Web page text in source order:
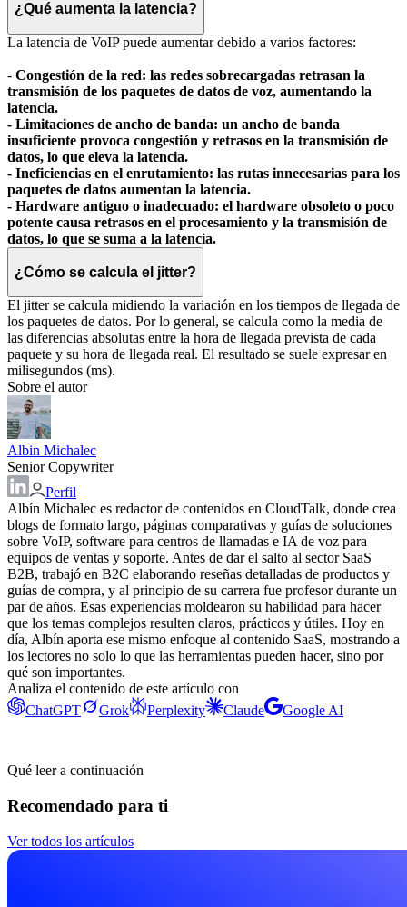
¿Qué aumenta la latencia?
La latencia de VoIP puede aumentar debido a varios factores:
- Congestión de la red: las redes sobrecargadas retrasan la
transmisión de los paquetes de datos de voz, aumentando la
latencia.
- Limitaciones de ancho de banda: un ancho de banda
insuficiente provoca congestión y retrasos en la transmisión de
datos, lo que eleva la latencia.
- Ineficiencias en el enrutamiento: las rutas innecesarias para los
paquetes de datos aumentan la latencia.
- Hardware antiguo o inadecuado: el hardware obsoleto o poco
potente causa retrasos en el procesamiento y la transmisión de
datos, lo que se suma a la latencia.
¿Cómo se calcula el jitter?
El jitter se calcula midiendo la variación en los tiempos de llegada de
los paquetes de datos. Por lo general, se calcula como la media de
las diferencias absolutas entre la hora de llegada prevista de cada
paquete y su hora de llegada real. El resultado se suele expresar en
milisegundos (ms).
Sobre el autor
Albin Michalec
Senior Copywriter
Perfil
Albín Michalec es redactor de contenidos en CloudTalk, donde crea
blogs de formato largo, páginas comparativas y guías de soluciones
sobre VoIP, software para centros de llamadas e IA de voz para
equipos de ventas y soporte. Antes de dar el salto al sector SaaS
B2B, trabajó en B2C elaborando reseñas detalladas de productos y
guías de compra, y al principio de su carrera fue profesor durante un
par de años. Esas experiencias moldearon su habilidad para hacer
que los temas complejos resulten claros, prácticos y útiles. Hoy en
día, Albín aporta ese mismo enfoque al contenido SaaS, mostrando a
los lectores no solo lo que las herramientas pueden hacer, sino por
qué son importantes.
Analiza el contenido de este artículo con
ChatGPT
Grok Perplexity Claude Google AI
Qué leer a continuación
Recomendado para ti
Ver todos los artículos